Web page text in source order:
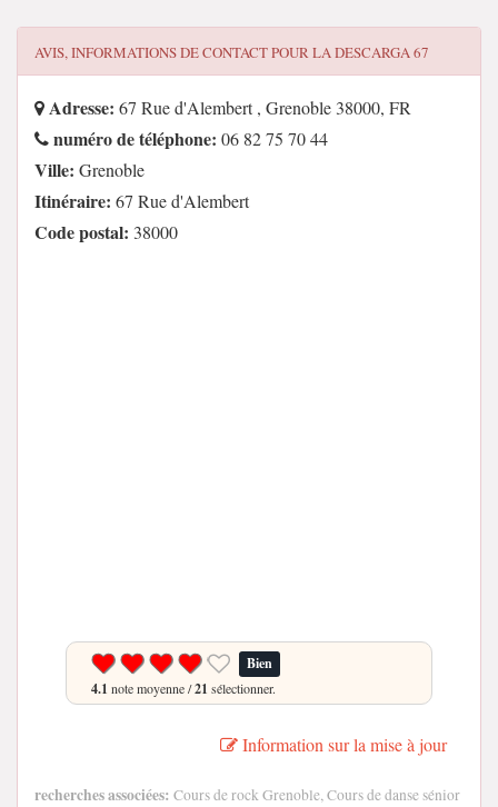
AVIS, INFORMATIONS DE CONTACT POURLA DESCARGA 67
Adresse: 67 Rue d'Alembert , Grenoble 38000, FR
numéro de téléphone: 06 82 75 70 44
Ville: Grenoble
Itinéraire: 67 Rue d'Alembert
Code postal: 38000
Bien
4.1 note moyenne /21 sélectionner.
Information sur la mise à jour
recherches associées: Cours de rock Grenoble, Cours de danse sénior